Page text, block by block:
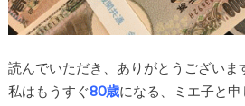
読んでいただき、ありがとうございま
私はもうすぐ80歳になる、ミエ子と申